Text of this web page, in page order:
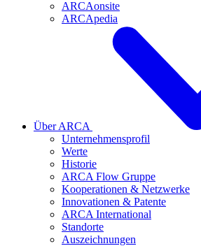
ARCAonsite
ARCApedia
Über ARCA
Unternehmensprofil
Werte
Historie
ARCA Flow Gruppe
Kooperationen & Netzwerke
Innovationen & Patente
ARCA International
Standorte
Auszeichnungen